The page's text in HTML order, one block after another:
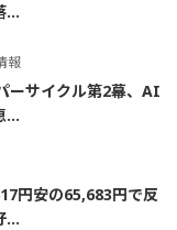
...
報
ーサイクル第2幕、AI
...
円安の65,683円で反
...